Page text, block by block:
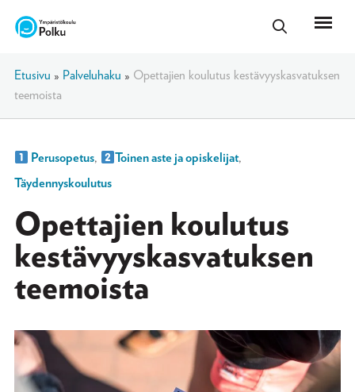
Etusivu » Palveluhaku » Opettajien koulutus kestävyyskasvatuksen
teemoista
Perusopetus, Toinen aste ja opiskelijat,
Täydennyskoulutus
Opettajien koulutus
kestävyyskasvatuksen
teemoista